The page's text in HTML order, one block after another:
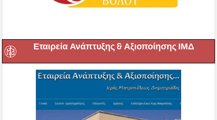
Εταιρεία Ανάπτυξης & Αξιοποίησης ΙΜΔ